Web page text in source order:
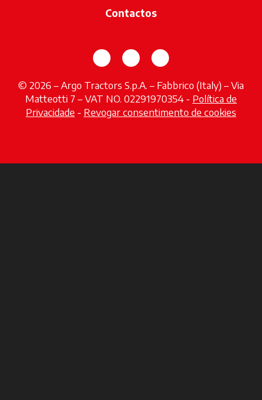
Contactos
opens in a new tab
opens in a new tab
opens in a new tab
© 2026 – Argo Tractors S.p.A. – Fabbrico (Italy) – Via
Matteotti 7 – VAT NO. 02291970354 - Política de
Privacidade - Revogar consentimento de cookies